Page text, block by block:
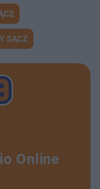
SĄCZ
Online